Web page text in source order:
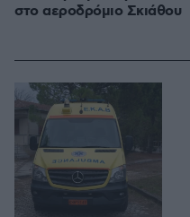
στο αεροδρόμιο Σκιάθου